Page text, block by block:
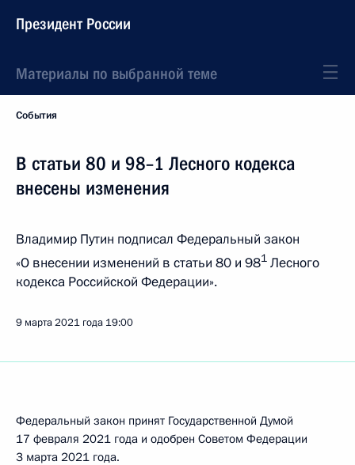
Президент России
Материалы по выбранной теме
События
В статьи 80 и 98–1 Лесного кодекса
внесены изменения
Владимир Путин подписал Федеральный закон
«О внесении изменений в статьи 80 и 981 Лесного
кодекса Российской Федерации».
9 марта 2021 года 19:00
Федеральный закон принят Государственной Думой
17 февраля 2021 года и одобрен Советом Федерации
3 марта 2021 года.